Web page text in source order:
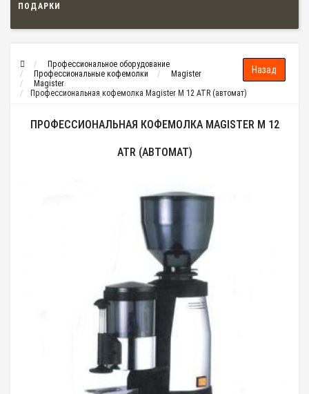
ПОДАРКИ
Профессиональное оборудование
Профессиональные кофемолки
Magister
Magister
Профессиональная кофемолка Magister M 12 ATR (автомат)
ПРОФЕССИОНАЛЬНАЯ КОФЕМОЛКА MAGISTER M 12
ATR (АВТОМАТ)